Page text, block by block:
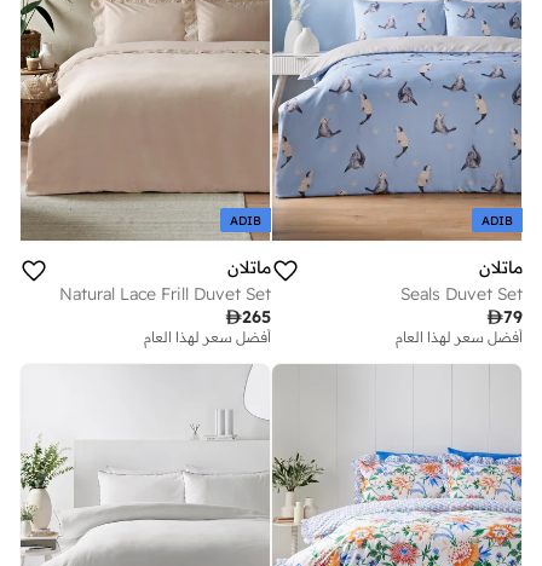
ADIB
ماتلان
Seals Duvet Set
79
أفضل سعر لهذا العام
ADIB
ماتلان
Natural Lace Frill Duvet Set
265
أفضل سعر لهذا العام
توصيل مجاني
توصيل مجاني